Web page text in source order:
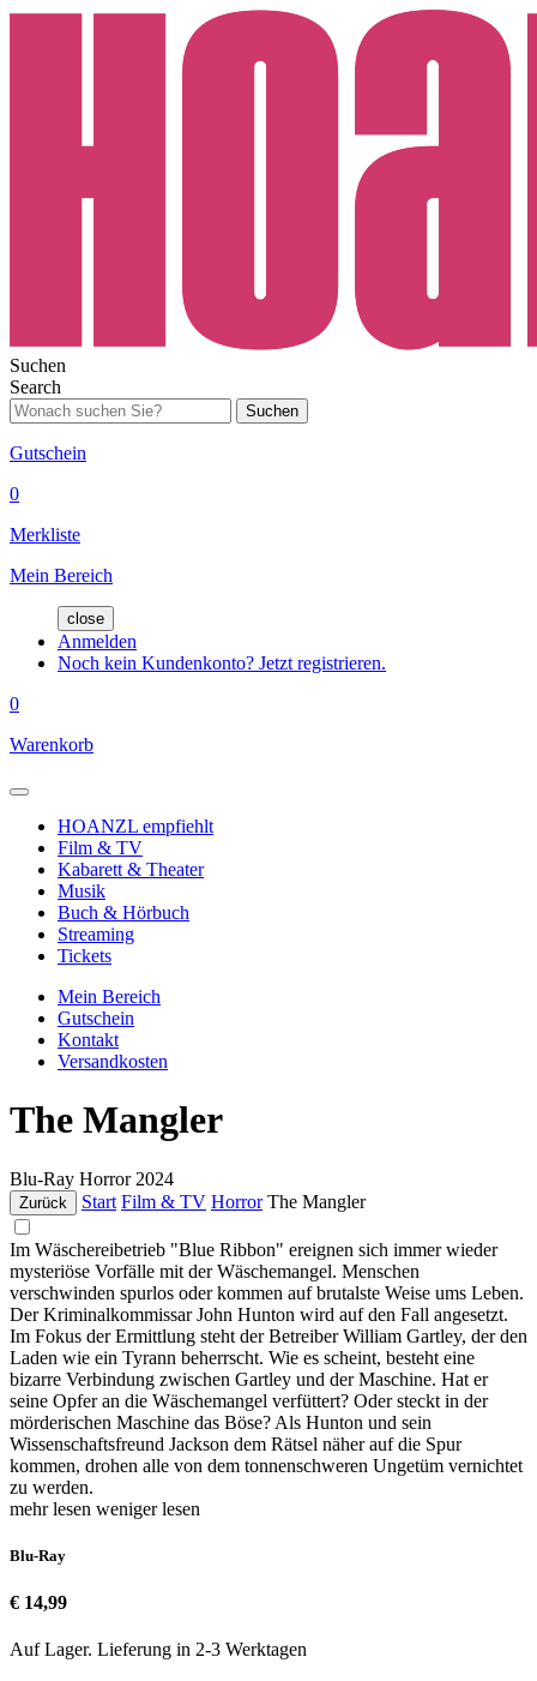
Suchen
Search
Suchen
Gutschein
0
Merkliste
Mein Bereich
close
Anmelden
Noch kein Kundenkonto? Jetzt registrieren.
0
Warenkorb
HOANZL empfiehlt
Film & TV
Kabarett & Theater
Musik
Buch & Hörbuch
Streaming
Tickets
Mein Bereich
Gutschein
Kontakt
Versandkosten
The Mangler
Blu-Ray Horror 2024
Zurück Start Film & TV Horror The Mangler
Im Wäschereibetrieb "Blue Ribbon" ereignen sich immer wieder
mysteriöse Vorfälle mit der Wäschemangel. Menschen
verschwinden spurlos oder kommen auf brutalste Weise ums Leben.
Der Kriminalkommissar John Hunton wird auf den Fall angesetzt.
Im Fokus der Ermittlung steht der Betreiber William Gartley, der den
Laden wie ein Tyrann beherrscht. Wie es scheint, besteht eine
bizarre Verbindung zwischen Gartley und der Maschine. Hat er
seine Opfer an die Wäschemangel verfüttert? Oder steckt in der
mörderischen Maschine das Böse? Als Hunton und sein
Wissenschaftsfreund Jackson dem Rätsel näher auf die Spur
kommen, drohen alle von dem tonnenschweren Ungetüm vernichtet
zu werden.
mehr lesen weniger lesen
Blu-Ray
€ 14,99
Auf Lager. Lieferung in 2-3 Werktagen